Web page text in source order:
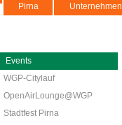
Pirna Unternehmen
Events
WGP-Citylauf
OpenAirLounge@WGP
Stadtfest Pirna